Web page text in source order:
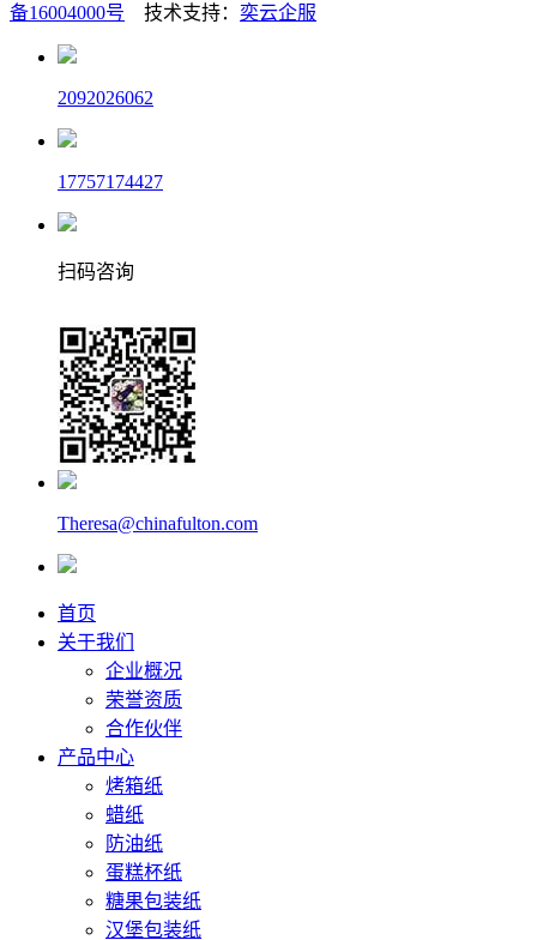
备16004000号 技术支持： 奕云企服
2092026062
17757174427
扫码咨询
Theresa@chinafulton.com
首页
关于我们
企业概况
荣誉资质
合作伙伴
产品中心
烤箱纸
蜡纸
防油纸
蛋糕杯纸
糖果包装纸
汉堡包装纸